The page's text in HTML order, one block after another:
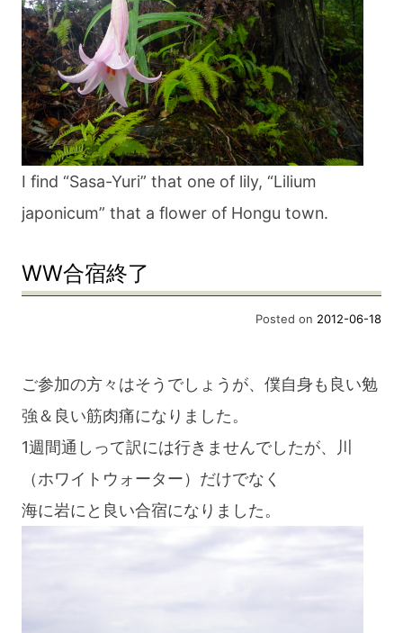
I find “Sasa-Yuri” that one of lily, “Lilium
japonicum” that a flower of Hongu town.
WW合宿終了
Posted on 2012-06-18
ご参加の方々はそうでしょうが、僕自身も良い勉
強＆良い筋肉痛になりました。
1週間通しって訳には行きませんでしたが、川
（ホワイトウォーター）だけでなく
海に岩にと良い合宿になりました。